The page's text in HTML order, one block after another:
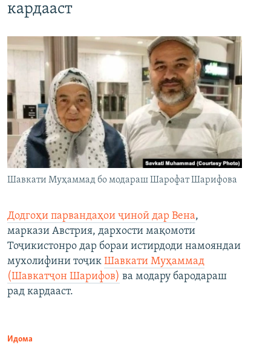
кардааст
Шавкати Муҳаммад бо модараш Шарофат Шарифова
Додгоҳи парвандаҳои ҷиноӣ дар Вена,
маркази Австрия, дархости мақомоти
Тоҷикистонро дар бораи истирдоди намояндаи
мухолифини тоҷик Шавкати Муҳаммад
(Шавкатҷон Шарифов) ва модару бародараш
рад кардааст.
Идома